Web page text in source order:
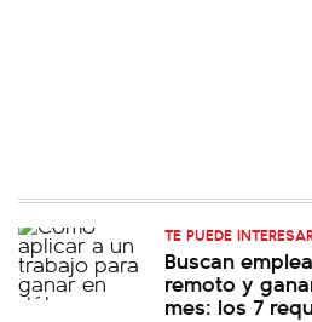
TE PUEDE
Buscan
remoto y
mes: los 7